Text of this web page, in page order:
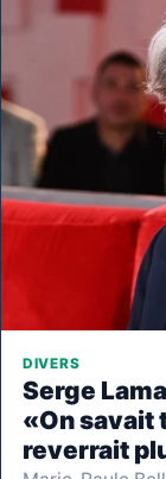
DIVERS
Serge
«On savait
reverrait